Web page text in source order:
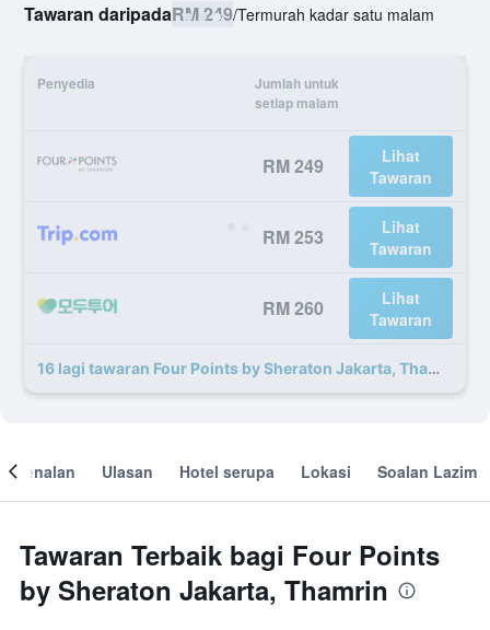
Tawaran daripadaRM 249/Termurah kadar satu malam
Penyedia
Jumlah untuk
setiap malam
RM 249
Lihat
Tawaran
RM 253
Lihat
Tawaran
RM 260
Lihat
Tawaran
16 lagi tawaran Four Points by Sheraton Jakarta, Thamrin
Ulasan Hotel serupa Lokasi Soalan Lazim
Tawaran Terbaik bagi Four Points
by Sheraton Jakarta, Thamrin